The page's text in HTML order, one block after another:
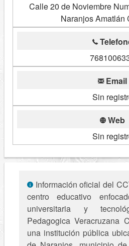
Calle 20 de Noviembre
Naranjos Amatlán
Email
Sin
Web
Sin
Información oficial del
centro educativo
universitaria y
Pedagogica Veracruzana
una institución pública